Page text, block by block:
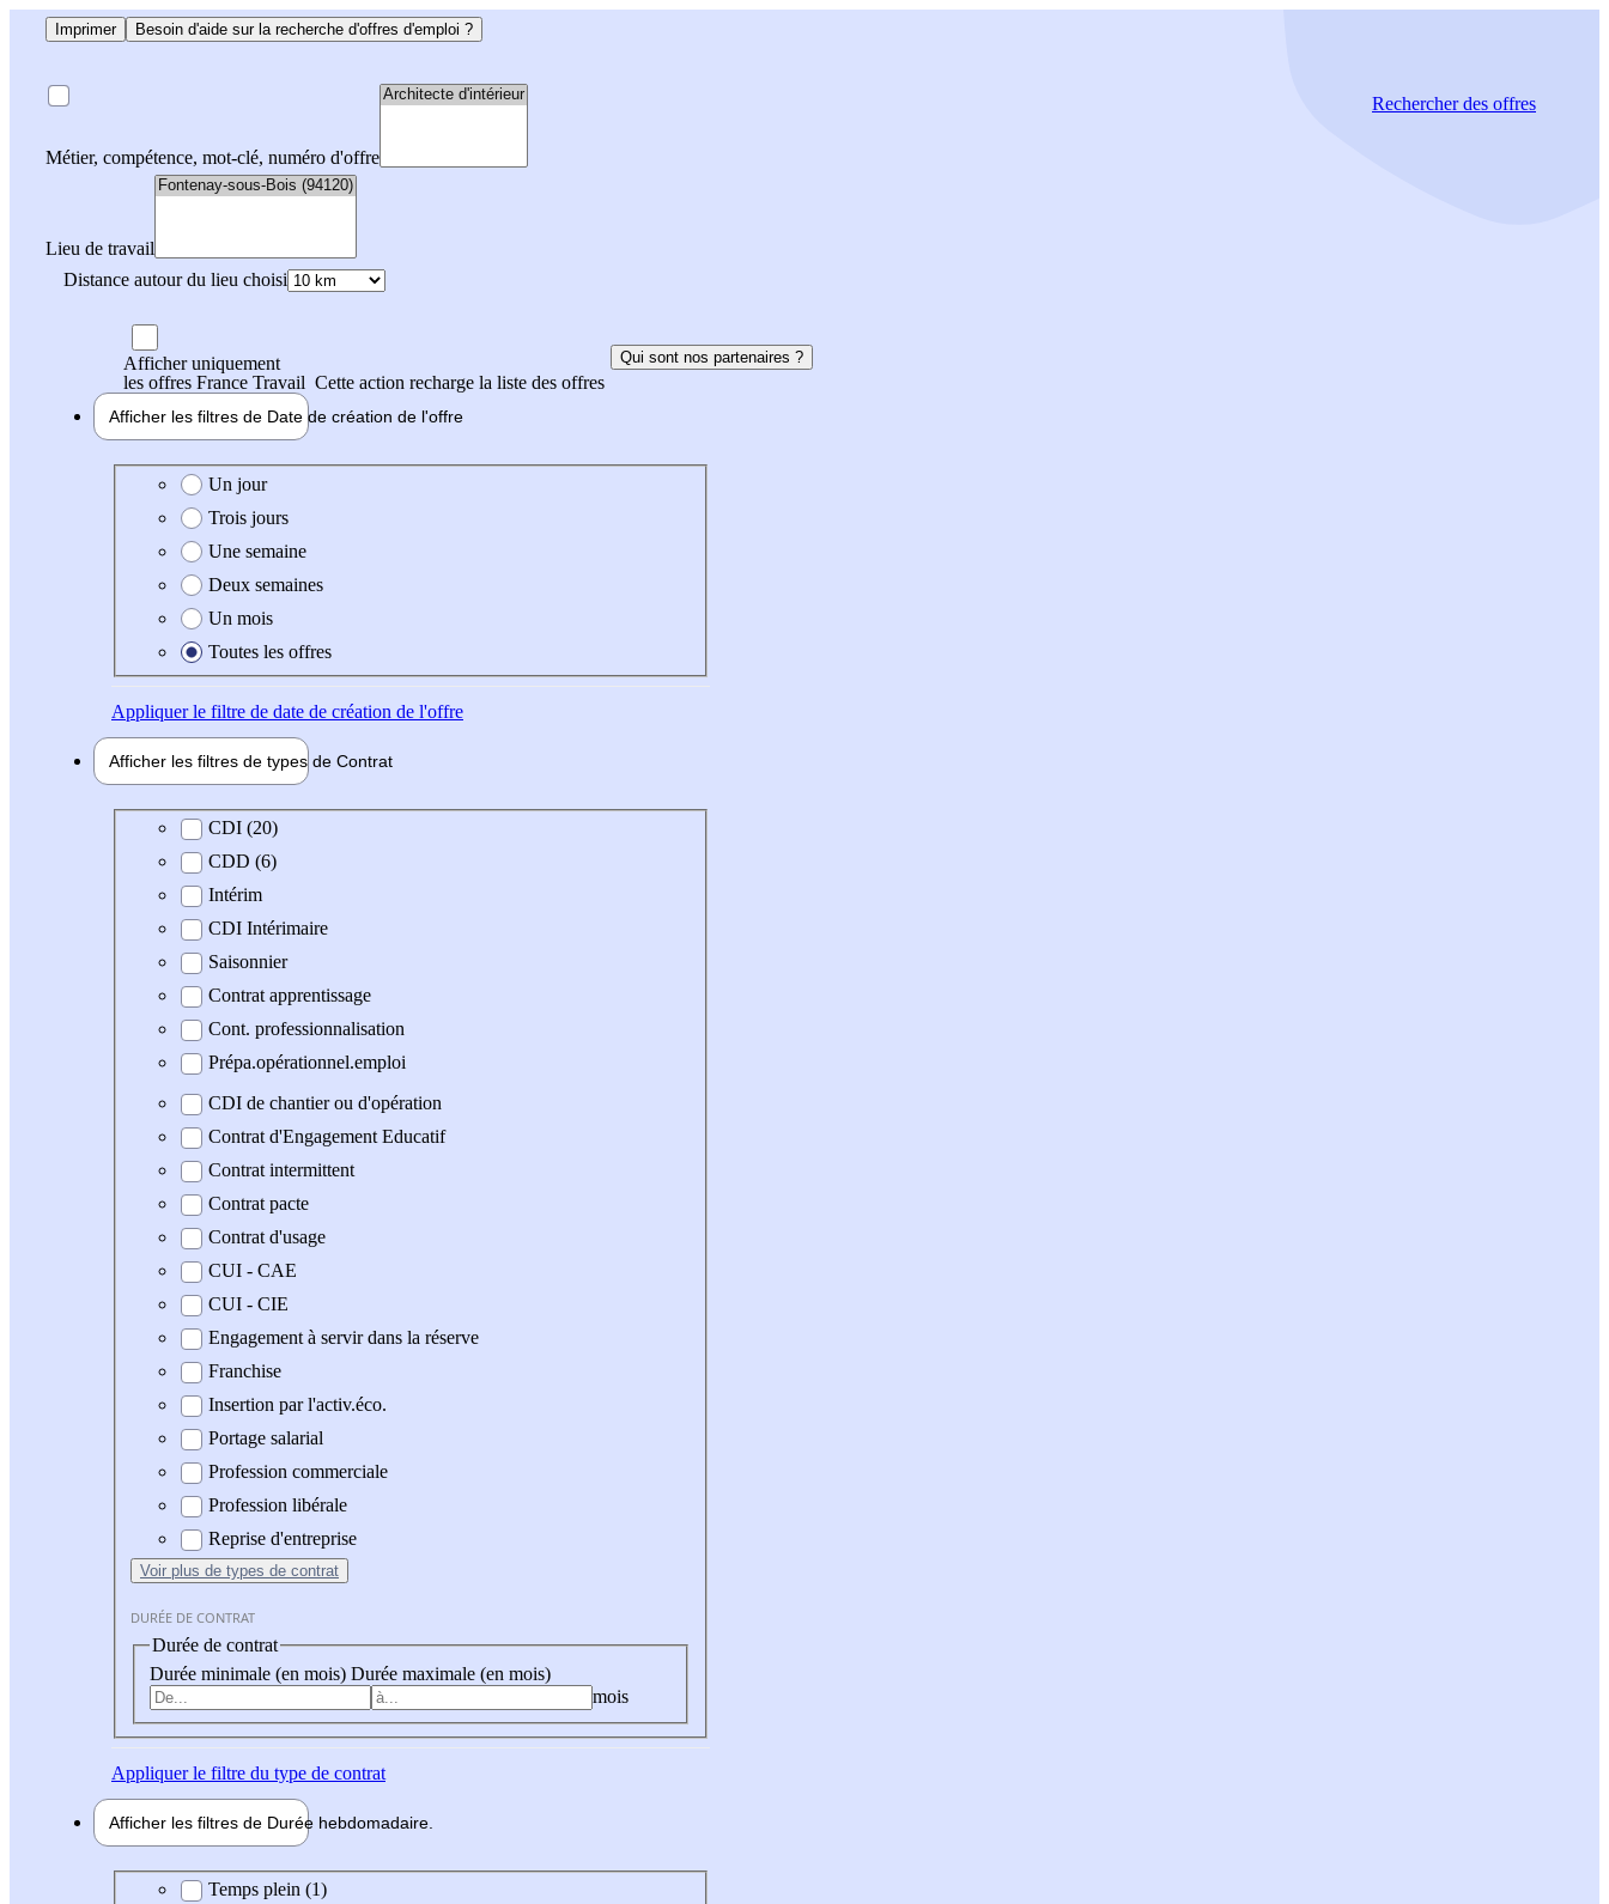
Imprimer Besoin d'aide sur la recherche d'offres d'emploi ?
Métier, compétence, mot-clé, numéro d'offre
Lieu de travail
Distance autour du lieu choisi
Rechercherdes offres
Afficher uniquement
les offres France Travail Cette action recharge la liste des offres
Qui sont nos partenaires ?
Afficher les filtres de Date de création de l'offre
Date de création de l'offre
Un jour
Trois jours
Une semaine
Deux semaines
Un mois
Toutes les offres
Appliquerle filtre de date de création de l'offre
Afficher les filtres de types de Contrat
Type de contratCDI (20)
CDD (6)
Intérim
CDI Intérimaire
Saisonnier
Contrat apprentissage
Cont. professionnalisation
Prépa.opérationnel.emploi
CDI de chantier ou d'opération
Contrat d'Engagement Educatif
Contrat intermittent
Contrat pacte
Contrat d'usage
CUI - CAE
CUI - CIE
Engagement à servir dans la réserve
Franchise
Insertion par l'activ.éco.
Portage salarial
Profession commerciale
Profession libérale
Reprise d'entreprise
Voir plus de types de contrat
DURÉE DE CONTRAT
Durée de contrat
Durée minimale (en mois) Durée maximale (en mois)
mois
Appliquerle filtre du type de contrat
Afficher les filtres de Durée hebdomadaire
Durée hebdomadaire
Temps plein (1)